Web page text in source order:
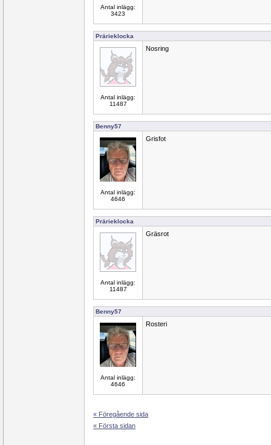
Antal inlägg:
3423
Prärieklocka
Antal inlägg:
11487
Nosring
Benny57
Antal inlägg:
4646
Grisfot
Prärieklocka
Antal inlägg:
11487
Gräsrot
Benny57
Antal inlägg:
4646
Rosteri
« Föregående sida
« Första sidan